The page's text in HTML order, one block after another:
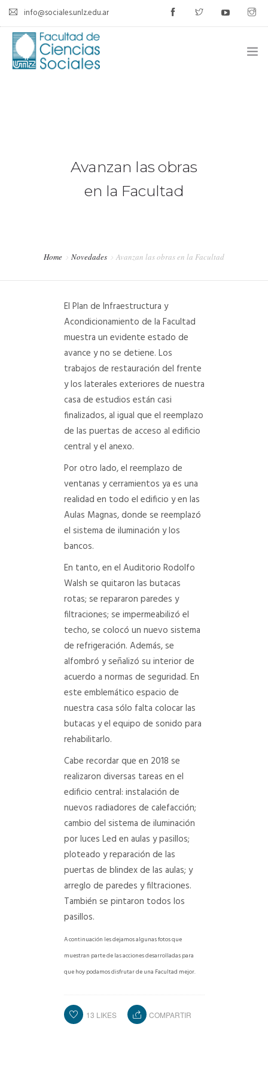
info@sociales.unlz.edu.ar
CALENDARIO ACADÉMICO
SIU-GUARANÍ
RADIO CONURBANA
Avanzan las obras
en la Facultad
Home Novedades Avanzan las obras en la Facultad
El Plan de Infraestructura y
Acondicionamiento de la Facultad
muestra un evidente estado de
avance y no se detiene. Los
trabajos de restauración del frente
y los laterales exteriores de nuestra
casa de estudios están casi
finalizados, al igual que el reemplazo
de las puertas de acceso al edificio
central y el anexo.
Por otro lado, el reemplazo de
ventanas y cerramientos ya es una
realidad en todo el edificio y en las
Aulas Magnas, donde se reemplazó
el sistema de iluminación y los
bancos.
En tanto, en el Auditorio Rodolfo
Walsh se quitaron las butacas
rotas; se repararon paredes y
filtraciones; se impermeabilizó el
techo, se colocó un nuevo sistema
de refrigeración. Además, se
alfombró y señalizó su interior de
acuerdo a normas de seguridad. En
este emblemático espacio de
nuestra casa sólo falta colocar las
butacas y el equipo de sonido para
rehabilitarlo.
Cabe recordar que en 2018 se
realizaron diversas tareas en el
edificio central: instalación de
nuevos radiadores de calefacción;
cambio del sistema de iluminación
por luces Led en aulas y pasillos;
ploteado y reparación de las
puertas de blindex de las aulas; y
arreglo de paredes y filtraciones.
También se pintaron todos los
pasillos.
A continuación les dejamos algunas fotos que
muestran parte de las acciones desarrolladas para
que hoy podamos disfrutar de una Facultad mejor.
13 LIKES COMPARTIR